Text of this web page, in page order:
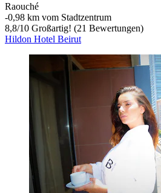
Raouché
‐0,98 km vom Stadtzentrum
8,8/10 Großartig! (21 Bewertungen)
Hildon Hotel Beirut